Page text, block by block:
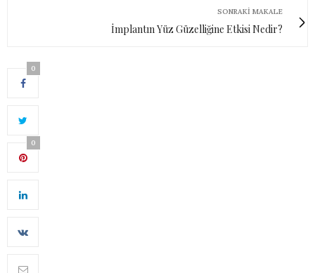
SONRAKI MAKALE
İmplantın Yüz Güzelliğine Etkisi Nedir?
0
0